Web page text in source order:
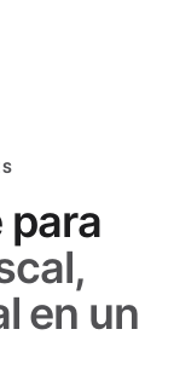
para
en un